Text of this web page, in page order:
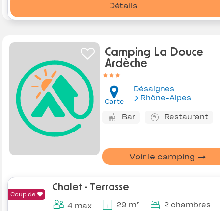
Détails
Camping La Douce
Ardèche
Carte
Désaignes
Rhône-Alpes
Bar Restaurant
Voir le camping
Coup de
Chalet - Terrasse
4 max 29 m² 2 chambres